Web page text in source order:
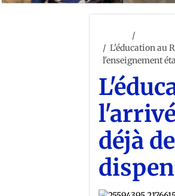
L'éducation au
l'enseignement
déjà